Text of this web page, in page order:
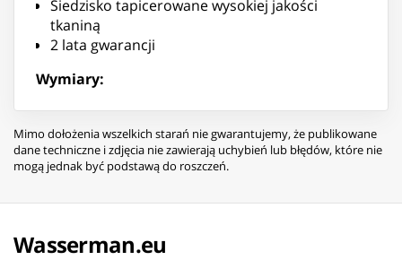
Siedzisko tapicerowane wysokiej jakości
tkaniną
2 lata gwarancji
Wymiary:
Mimo dołożenia wszelkich starań nie gwarantujemy, że publikowane
dane techniczne i zdjęcia nie zawierają uchybień lub błędów, które nie
mogą jednak być podstawą do roszczeń.
Wasserman.eu